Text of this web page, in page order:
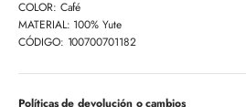
COLOR: Café
MATERIAL: 100% Yute
CÓDIGO: 100700701182
Políticas de devolución o cambios